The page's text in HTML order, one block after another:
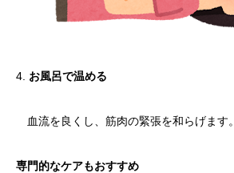
4. お風呂で温める
血流を良くし、筋肉の緊張を和らげます。
専門的なケアもおすすめ